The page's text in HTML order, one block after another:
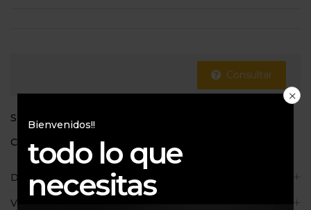
Consultar
SKU: BM1113
Categorías:
1200 K50 K51
Descripción
Valoraciones (0)
Bienvenidos!!
todo lo que
necesitas